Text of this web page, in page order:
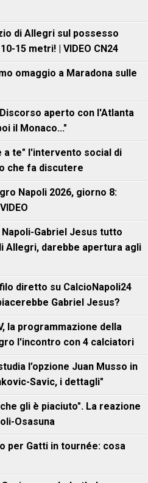
di Allegri sul possesso
15 metri! | VIDEO CN24
omaggio a Maradona sulle
aperto con l'Atlanta
il Monaco..."
a te" l'intervento social di
che fa discutere
Napoli 2026, giorno 8:
Gabriel Jesus tutto
Allegri, darebbe apertura agli
filo diretto su CalcioNapoli24
Gabriel Jesus?
la programmazione della
l'incontro con 4 calciatori
l’opzione Juan Musso in
Savic, i dettagli"
gli è piaciuto". La reazione
Osasuna
per Gatti in tournée: cosa